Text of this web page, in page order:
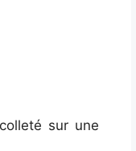
sur une